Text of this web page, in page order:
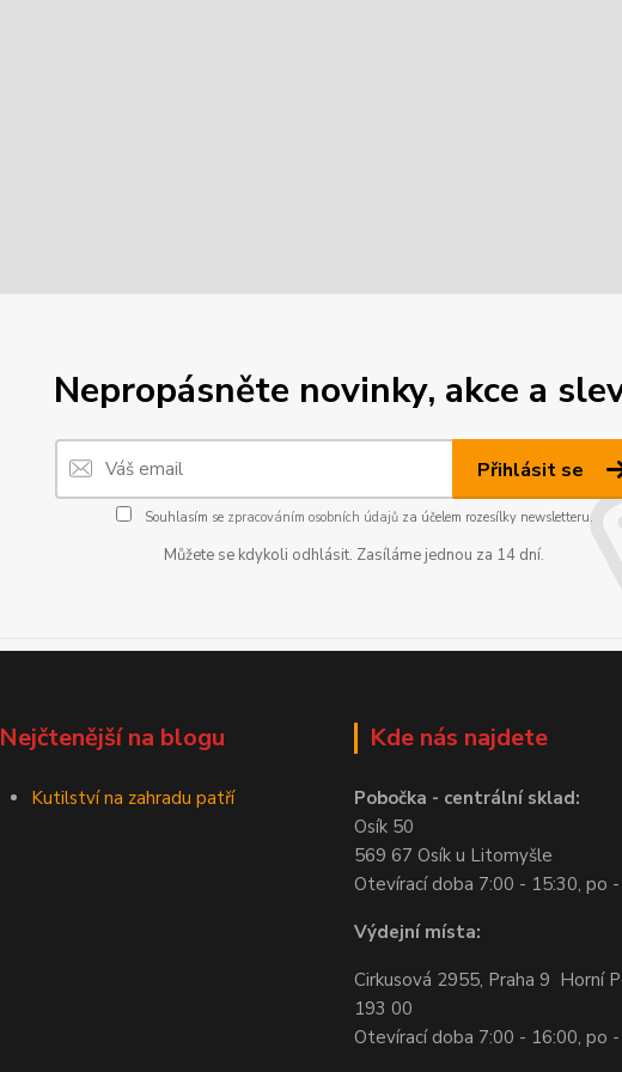
Nepropásněte novinky, akce a
Přihlásit se
Souhlasím se zpracováním osobních údajůza účelem rozesílky newsletteru.
Můžete se kdykoli odhlásit. Zasíláme jednou za 14 dní.
Nejčtenější na blogu
Kutilství na zahradu patří
Kde nás najdete
Pobočka - centrální sklad:
Osík 50
569 67 Osík u Litomyšle
Otevírací doba 7:00 - 15:30, po
Výdejní místa:
Cirkusová 2955, Praha 9 Horní
193 00
Otevírací doba 7:00 - 16:00, po